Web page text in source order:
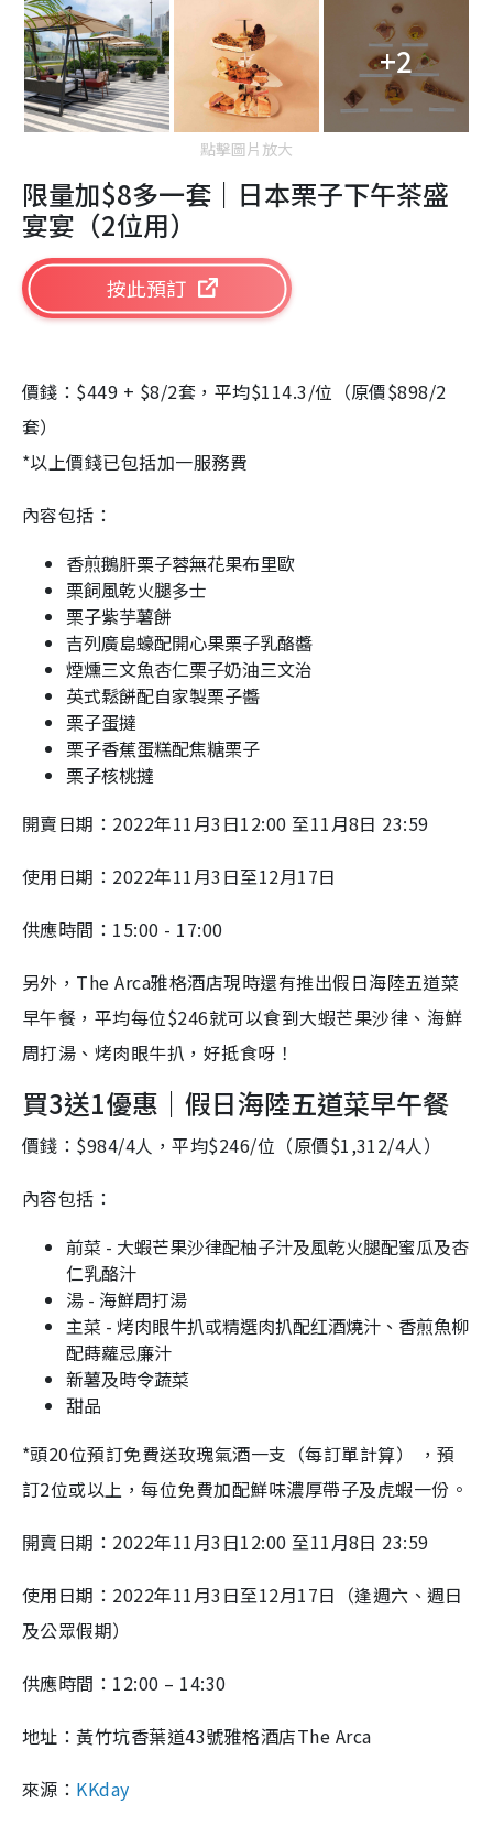
+2
點擊圖片放大
限量加$8多一套｜日本栗子下午茶盛
宴宴（2位用）
按此預訂
價錢： $449 + $8/2套，平均$114.3/位（原價$898/2
套）
*以上價錢已包括加一服務費
內容包括：
香煎鵝肝栗子蓉無花果布里歐
栗飼風乾火腿多士
栗子紫芋薯餅
吉列廣島蠔配開心果栗子乳酪醬
煙燻三文魚杏仁栗子奶油三文治
英式鬆餅配自家製栗子醬
栗子蛋撻
栗子香蕉蛋糕配焦糖栗子
栗子核桃撻
開賣日期：2022年11月3日12:00 至11月8日 23:59
使用日期： 2022年11月3日至12月17日
供應時間： 15:00 - 17:00
另外，The Arca雅格酒店現時還有推出假日海陸五道菜
早午餐，平均每位$246就可以食到大蝦芒果沙律、海鮮
周打湯、烤肉眼牛扒，好抵食呀！
買3送1優惠 ｜ 假日海陸五道菜早午餐
價錢：$984/4人，平均$246/位（原價$1,312/4人）
內容包括：
前菜 - 大蝦芒果沙律配柚子汁及風乾火腿配蜜瓜及杏
仁乳酪汁
湯 - 海鮮周打湯
主菜 - 烤肉眼牛扒或精選肉扒配红酒燒汁、香煎魚柳
配蒔蘿忌廉汁
新薯及時令蔬菜
甜品
*頭20位預訂免費送玫瑰氣酒一支（每訂單計算） ，預
訂2位或以上，每位免費加配鮮味濃厚帶子及虎蝦一份。
開賣日期：2022年11月3日12:00 至11月8日 23:59
使用日期： 2022年11月3日至12月17日（逢週六、週日
及公眾假期）
供應時間： 12:00 – 14:30
地址：黃竹坑香葉道43號雅格酒店The Arca
來源： KKday